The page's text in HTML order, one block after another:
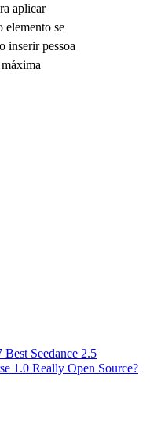
aplicar
elemento se
inserir pessoa
Best Seedance 2.5
1.0 Really Open Source?